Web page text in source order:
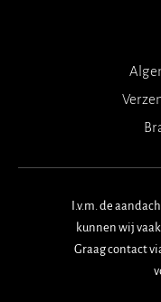
I.v.m. de
kunnen wij
Graag contact